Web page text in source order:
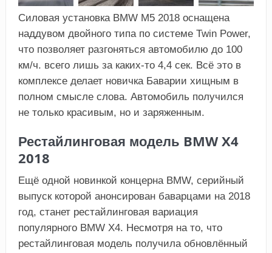
Силовая установка BMW M5 2018 оснащена
наддувом двойного типа по системе Twin Power,
что позволяет разгоняться автомобилю до 100
км/ч. всего лишь за каких-то 4,4 сек. Всё это в
комплексе делает новичка Баварии хищным в
полном смысле слова. Автомобиль получился
не только красивым, но и заряженным.
Рестайлинговая модель BMW X4
2018
Ещё одной новинкой концерна BMW, серийный
выпуск которой анонсирован баварцами на 2018
год, станет рестайлинговая вариация
популярного BMW X4. Несмотря на то, что
рестайлинговая модель получила обновлённый